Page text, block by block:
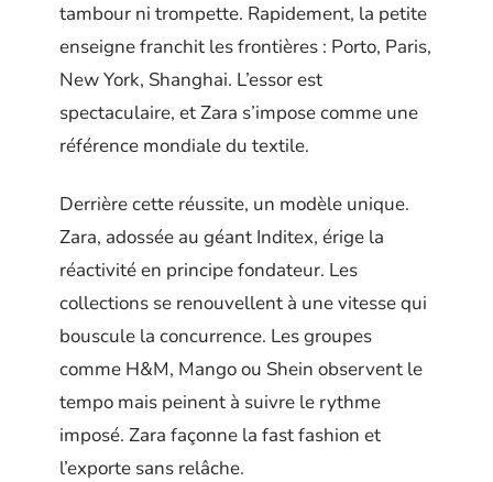
tambour ni trompette. Rapidement, la petite
enseigne franchit les frontières : Porto, Paris,
New York, Shanghai. L’essor est
spectaculaire, et Zara s’impose comme une
référence mondiale du textile.
Derrière cette réussite, un modèle unique.
Zara, adossée au géant Inditex, érige la
réactivité en principe fondateur. Les
collections se renouvellent à une vitesse qui
bouscule la concurrence. Les groupes
comme H&M, Mango ou Shein observent le
tempo mais peinent à suivre le rythme
imposé. Zara façonne la fast fashion et
l’exporte sans relâche.